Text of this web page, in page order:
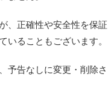
、正確性や安全性を保証
ることもございます。
予告なしに変更・削除さ